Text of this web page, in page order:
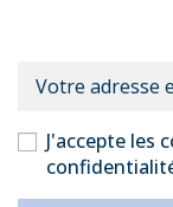
J'accepte les